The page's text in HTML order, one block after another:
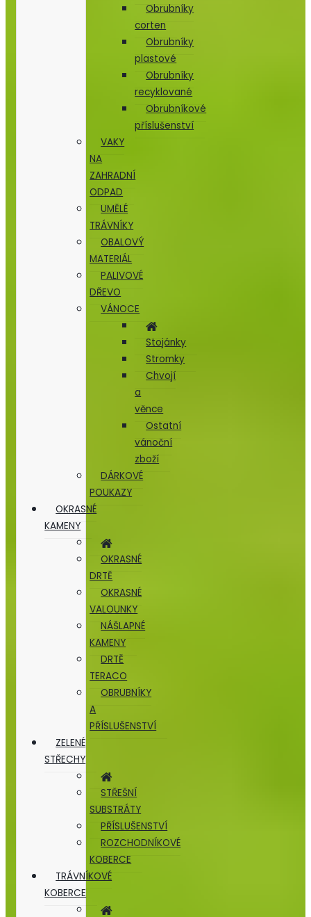
Obrubníky
corten
Obrubníky
plastové
Obrubníky
recyklované
Obrubníkové
příslušenství
VAKY
NA
ZAHRADNÍ
ODPAD
UMĚLÉ
TRÁVNÍKY
OBALOVÝ
MATERIÁL
PALIVOVÉ
DŘEVO
VÁNOCE
Stojánky
Stromky
Chvojí
a
věnce
Ostatní
vánoční
zboží
DÁRKOVÉ
POUKAZY
OKRASNÉ
KAMENY
OKRASNÉ
DRTĚ
OKRASNÉ
VALOUNKY
NÁŠLAPNÉ
KAMENY
DRTĚ
TERACO
OBRUBNÍKY
A
PŘÍSLUŠENSTVÍ
ZELENÉ
STŘECHY
STŘEŠNÍ
SUBSTRÁTY
PŘÍSLUŠENSTVÍ
ROZCHODNÍKOVÉ
KOBERCE
TRÁVNÍKOVÉ
KOBERCE